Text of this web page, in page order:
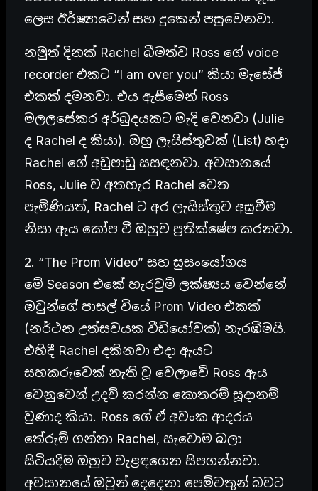
ලෙස ඊර්ෂ්‍යාවෙන් සහ දුකෙන් පසුවෙනවා.
නමුත් දිනක් Rachel බීමත්ව Ross ගේ voice
recorder එකට “I am over you” කියා මැසේජ්
එකක් දමනවා. එය ඇසීමෙන් Ross
මලලසේකර අර්බුදයකට මැදි වෙනවා (Julie
ද Rachel ද කියා). ඔහු ලැයිස්තුවක් (List) හදා
Rachel ගේ අඩුපාඩු සසඳනවා. අවසානයේ
Ross, Julie ව අතහැර Rachel වෙත
පැමිණියත්, Rachel ට අර ලැයිස්තුව අසුවීම
නිසා ඇය කෝප වී ඔහුව ප්‍රතික්ෂේප කරනවා.
2. “The Prom Video” සහ සුසංයෝගය
මේ Season එකේ හැරවුම් ලක්ෂ්‍යය වෙන්නේ
ඔවුන්ගේ පාසල් වියේ Prom Video එකක්
(නර්ථන උත්සවයක වීඩියෝවක්) නැරඹීමයි.
එහිදී Rachel දකිනවා එදා ඇයට
සහකරුවෙක් නැති වූ වෙලාවේ Ross ඇය
වෙනුවෙන් උදව් කරන්න කොතරම් සූදානම්
වුණාද කියා. Ross ගේ ඒ අවංක ආදරය
තේරුම් ගන්නා Rachel, සැවොම බලා
සිටියදීම ඔහුව වැළඳගෙන සිපගන්නවා.
අවසානයේ ඔවුන් දෙදෙනා පෙම්වතුන් බවට